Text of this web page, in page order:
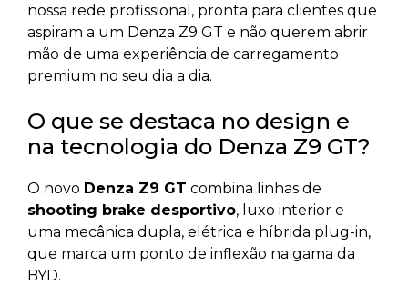
nossa rede profissional, pronta para clientes que
aspiram a um Denza Z9 GT e não querem abrir
mão de uma experiência de carregamento
premium no seu dia a dia.
O que se destaca no design e
na tecnologia do Denza Z9 GT?
O novo Denza Z9 GT combina linhas de
shooting brake desportivo, luxo interior e
uma mecânica dupla, elétrica e híbrida plug-in,
que marca um ponto de inflexão na gama da
BYD.